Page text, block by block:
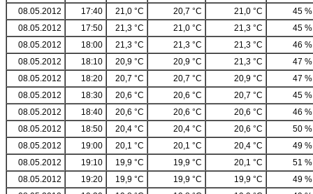
08.05.2012
17:40 21,0 °C 20,7 °C 21,0 °C
45 %
08.05.2012
17:50 21,3 °C 21,0 °C 21,3 °C
45 %
08.05.2012
18:00 21,3 °C 21,3 °C 21,3 °C
46 %
08.05.2012
18:10 20,9 °C 20,9 °C 21,3 °C
47 %
08.05.2012
18:20 20,7 °C 20,7 °C 20,9 °C
47 %
08.05.2012
18:30 20,6 °C 20,6 °C 20,7 °C
45 %
08.05.2012
18:40 20,6 °C 20,6 °C 20,6 °C
46 %
08.05.2012
18:50 20,4 °C 20,4 °C 20,6 °C
50 %
08.05.2012
19:00 20,1 °C 20,1 °C 20,4 °C
49 %
08.05.2012
19:10 19,9 °C 19,9 °C 20,1 °C
51 %
08.05.2012
19:20 19,9 °C 19,9 °C 19,9 °C
49 %